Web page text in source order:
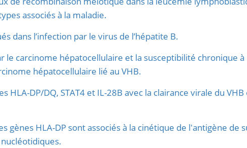
associés à la maladie.
dans l’infection par le virus de l’hépatite B.
le carcinome hépatocellulaire et la susceptibilité chronique
hépatocellulaire lié au VHB.
HLA-DP/DQ, STAT4 et IL-28B avec la clairance virale du
gènes HLA-DP sont associés à la cinétique de l'antigène